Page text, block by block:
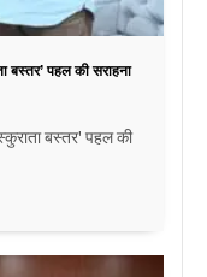
बस्तर’ पहल की सराहना
बस्तर' पहल की